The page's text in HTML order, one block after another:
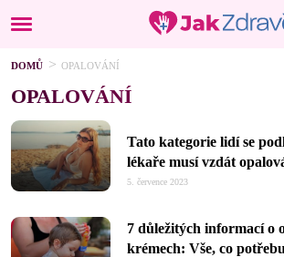
DOMŮ OPALOVÁNÍ
OPALOVÁNÍ
Tato kategorie lidí se
lékaře musí vzdát
5. července 2023
7 důležitých informací o
krémech: Vše, co